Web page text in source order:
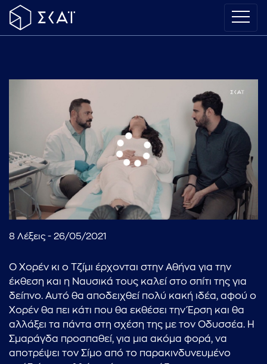
8 Λέξεις - 26/05/2021
Ο Χορέν κι ο Τζίμι έρχονται στην Αθήνα για την
έκθεση και η Ναυσικά τους καλεί στο σπίτι της για
δείπνο. Αυτό θα αποδειχθεί πολύ κακή ιδέα, αφού ο
Χορέν θα πει κάτι που θα εκθέσει την Έρση και θα
αλλάξει τα πάντα στη σχέση της με τον Οδυσσέα. Η
Σμαράγδα προσπαθεί, για μια ακόμα φορά, να
αποτρέψει τον Σίμο από το παρακινδυνευμένο